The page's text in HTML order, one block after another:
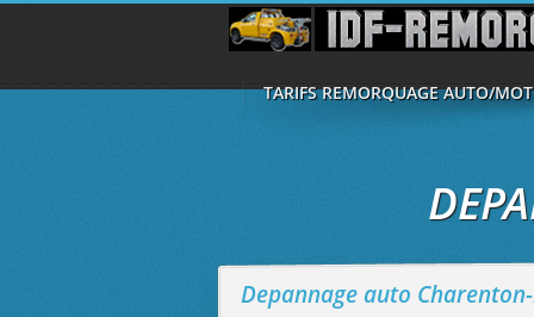
TARIFS REMORQUAGE AUTO/
Depannage auto